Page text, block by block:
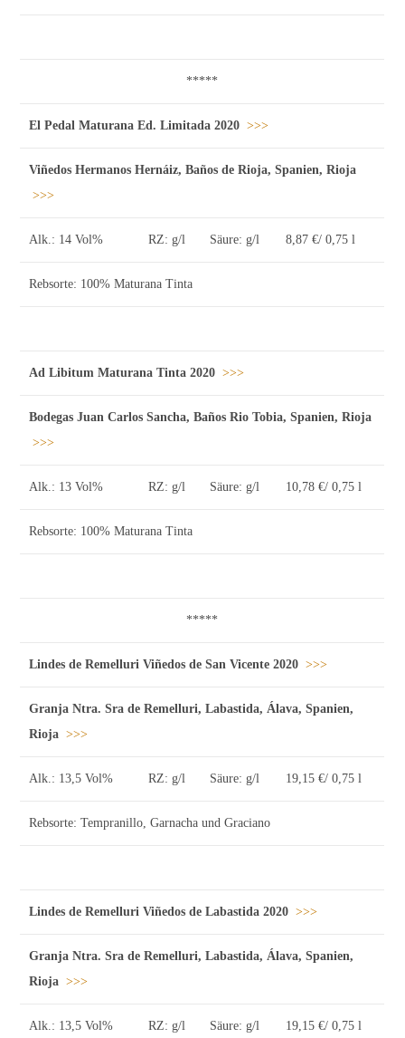
*****
El Pedal Maturana Ed. Limitada 2020 >>>
Viñedos Hermanos Hernáiz, Baños de Rioja, Spanien, Rioja
>>>
Alk.: 14 Vol% RZ: g/l Säure: g/l 8,87 €/ 0,75 l
Rebsorte: 100% Maturana Tinta
Ad Libitum Maturana Tinta 2020 >>>
Bodegas Juan Carlos Sancha, Baños Rio Tobia, Spanien, Rioja
>>>
Alk.: 13 Vol% RZ: g/l Säure: g/l 10,78 €/ 0,75 l
Rebsorte: 100% Maturana Tinta
*****
Lindes de Remelluri Viñedos de San Vicente 2020 >>>
Granja Ntra. Sra de Remelluri, Labastida, Álava, Spanien,
Rioja >>>
Alk.: 13,5 Vol% RZ: g/l Säure: g/l 19,15 €/ 0,75 l
Rebsorte: Tempranillo, Garnacha und Graciano
Lindes de Remelluri Viñedos de Labastida 2020 >>>
Granja Ntra. Sra de Remelluri, Labastida, Álava, Spanien,
Rioja >>>
Alk.: 13,5 Vol% RZ: g/l Säure: g/l 19,15 €/ 0,75 l